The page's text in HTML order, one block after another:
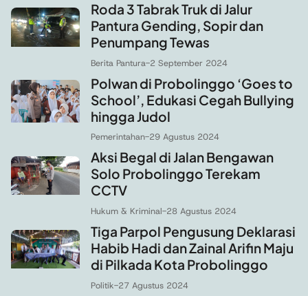
Roda 3 Tabrak Truk di Jalur
Pantura Gending, Sopir dan
Penumpang Tewas
Berita Pantura-2 September 2024
Polwan di Probolinggo ‘Goes to
School’, Edukasi Cegah Bullying
hingga Judol
Pemerintahan-29 Agustus 2024
Aksi Begal di Jalan Bengawan
Solo Probolinggo Terekam
CCTV
Hukum & Kriminal-28 Agustus 2024
Tiga Parpol Pengusung Deklarasi
Habib Hadi dan Zainal Arifin Maju
di Pilkada Kota Probolinggo
Politik-27 Agustus 2024